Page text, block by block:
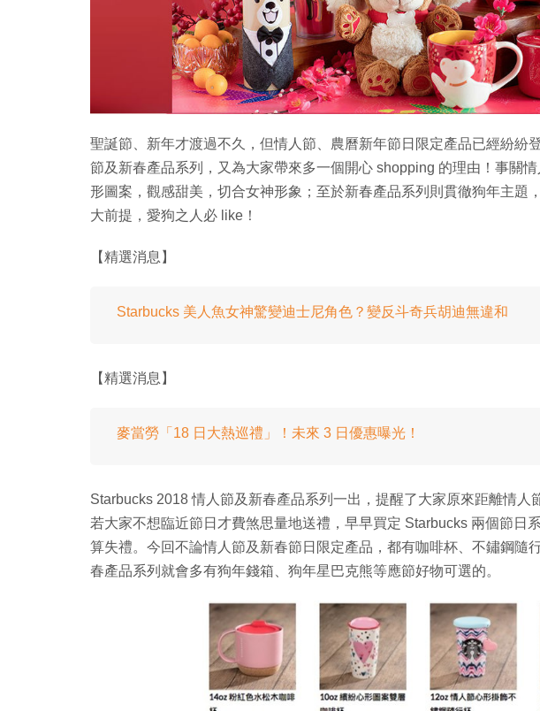
聖誕節、新年才渡過不久，但情人節、農曆新年節日限定產品已經紛紛
節及新春產品系列，又為大家帶來多一個開心 shopping 的理由！事關
形圖案，觀感甜美，切合女神形象；至於新春產品系列則貫徹狗年主題
大前提，愛狗之人必 like！
【精選消息】
Starbucks 美人魚女神驚變迪士尼角色？變反斗奇兵胡迪無違和
【精選消息】
麥當勞「18 日大熱巡禮」！未來 3 日優惠曝光！
Starbucks 2018 情人節及新春產品系列一出，提醒了大家原來距離情人
若大家不想臨近節日才費煞思量地送禮，早早買定 Starbucks 兩個節日
算失禮。今回不論情人節及新春節日限定產品，都有咖啡杯、不鏽鋼隨
春產品系列就會多有狗年錢箱、狗年星巴克熊等應節好物可選的。